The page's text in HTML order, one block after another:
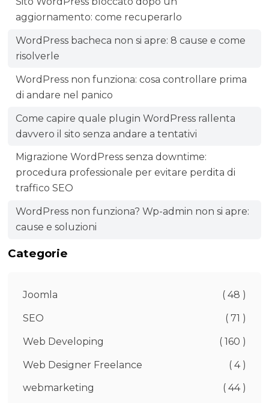
aggiornamento: come recuperarlo
WordPress bacheca non si apre: 8 cause e come
risolverle
WordPress non funziona: cosa controllare prima
di andare nel panico
Come capire quale plugin WordPress rallenta
davvero il sito senza andare a tentativi
Migrazione WordPress senza downtime:
procedura professionale per evitare perdita di
traffico SEO
WordPress non funziona? Wp-admin non si apre:
cause e soluzioni
Categorie
Joomla ( 48 )
SEO ( 71 )
Web Developing ( 160 )
Web Designer Freelance ( 4 )
webmarketing ( 44 )